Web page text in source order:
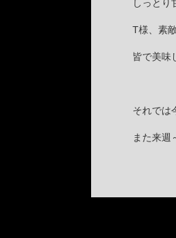
しっとり
T様、素
皆で美味
それでは
また来週